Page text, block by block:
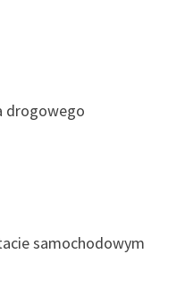
drogowego
samochodowym